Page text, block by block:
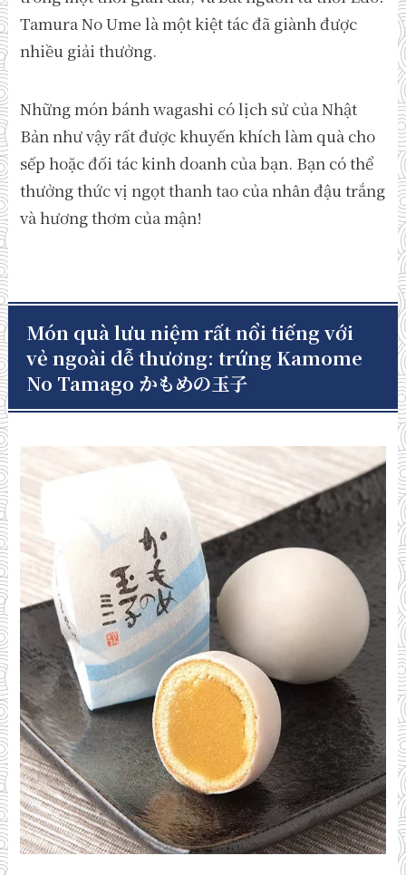
Tamura No Ume là một kiệt tác đã giành được
nhiều giải thưởng.
Những món bánh wagashi có lịch sử của Nhật
Bản như vậy rất được khuyến khích làm quà cho
sếp hoặc đối tác kinh doanh của bạn. Bạn có thể
thưởng thức vị ngọt thanh tao của nhân đậu trắng
và hương thơm của mận!
Món quà lưu niệm rất nổi tiếng với
vẻ ngoài dễ thương: trứng Kamome
No Tamago かもめの玉子